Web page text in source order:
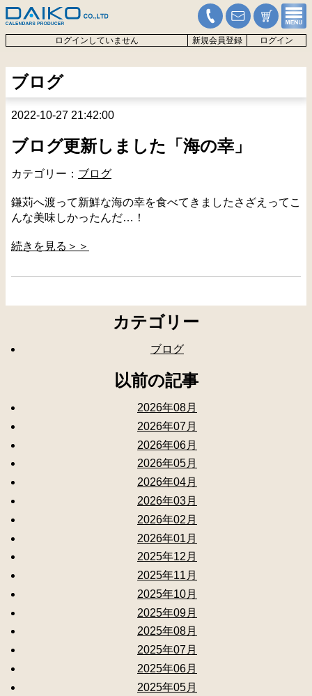
ログインしていません 新規会員登録 ログイン
ブログ
2022-10-27 21:42:00
ブログ更新しました「海の幸」
カテゴリー： ブログ
鎌苅へ渡って新鮮な海の幸を食べてきましたさざえってこ
んな美味しかったんだ…！
続きを見る＞＞
カテゴリー
ブログ
以前の記事
2026年08月
2026年07月
2026年06月
2026年05月
2026年04月
2026年03月
2026年02月
2026年01月
2025年12月
2025年11月
2025年10月
2025年09月
2025年08月
2025年07月
2025年06月
2025年05月